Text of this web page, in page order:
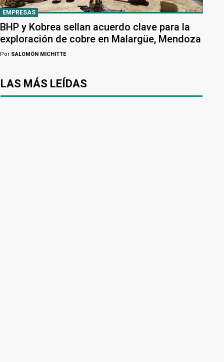
EMPRESAS
BHP y Kobrea sellan acuerdo clave para la
exploración de cobre en Malargüe, Mendoza
Por SALOMÓN MICHITTE
LAS MÁS LEÍDAS